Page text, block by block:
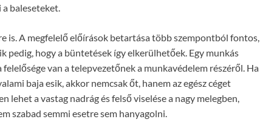
baleseteket.
is. A megfelelő előírások betartása több szempontból fontos,
pedig, hogy a büntetések így elkerülhetőek. Egy munkás
van a telepvezetőnek a munkavédelem részéről. Ha
baja esik, akkor nemcsak őt, hanem az egész céget
lehet a vastag nadrág és felső viselése a nagy melegben,
szabad semmi esetre sem hanyagolni.